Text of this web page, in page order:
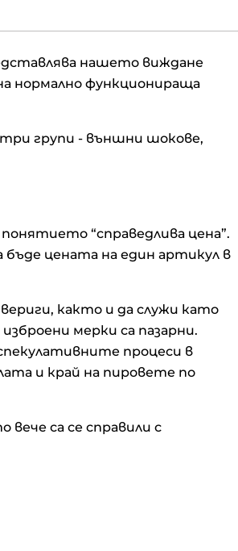
нашето виждане
нормално функционираща
групи - външни шокове,
“справедлива цена”.
цената на един артикул в
както и да служи като
мерки са пазарни.
процеси в
и край на пировете по
са се справили с
създава напрежение на
след новите данни за пазара на
първите вируси за борба с
устойчиви на лекарства
бактерии
руснаци, свързани с военно-
промишления комплекс